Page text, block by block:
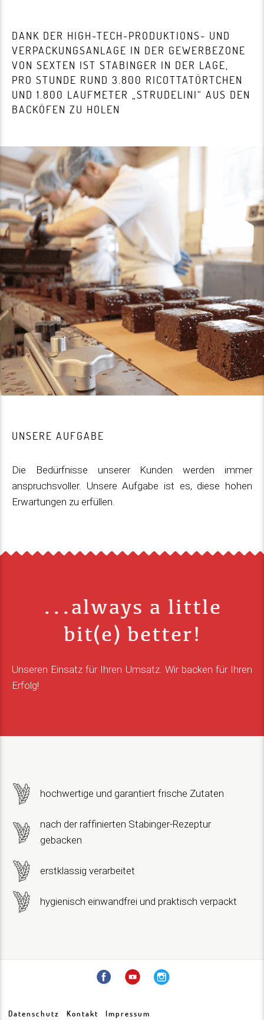
DANK DER HIGH-TECH-PRODUKTIONS- UND
VERPACKUNGSANLAGE IN DER GEWERBEZONE
VON SEXTEN IST STABINGER IN DER LAGE,
PRO STUNDE RUND 3.800 RICOTTATÖRTCHEN
UND 1.800 LAUFMETER „STRUDELINI“ AUS DEN
BACKÖFEN ZU HOLEN
UNSERE AUFGABE
Die Bedürfnisse unserer Kunden werden immer
anspruchsvoller. Unsere Aufgabe ist es, diese hohen
Erwartungen zu erfüllen.
...always a little
bit(e) better!
Unseren Einsatz für Ihren Umsatz. Wir backen für Ihren
Erfolg!
hochwertige und garantiert frische Zutaten
nach der raffinierten Stabinger-Rezeptur
gebacken
erstklassig verarbeitet
hygienisch einwandfrei und praktisch verpackt
Datenschutz Kontakt Impressum